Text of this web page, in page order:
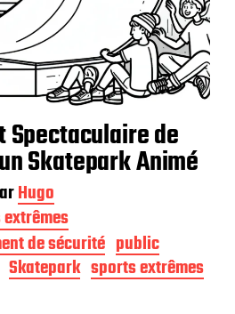
Spectaculaire de
Skatepark Animé
Hugo
de sécurité public
Skatepark sports extrêmes